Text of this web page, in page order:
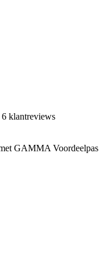
6 klantreviews
GAMMA Voordeelpas